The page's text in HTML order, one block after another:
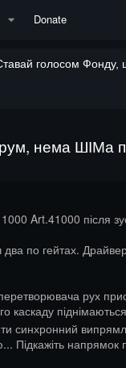
Donate
голосом
нема ШІМа
Art.41000 після
два по гейтах.
рух
каскаду
синхронний
Підкажіть